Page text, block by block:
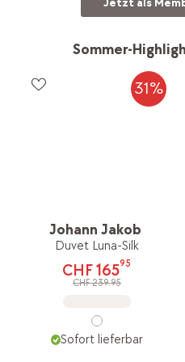
Jetzt als
Sommer-
31%
Johann Jakob
Duvet Luna-Silk
CHF 16595
CHF 239.95
Sofort lieferbar